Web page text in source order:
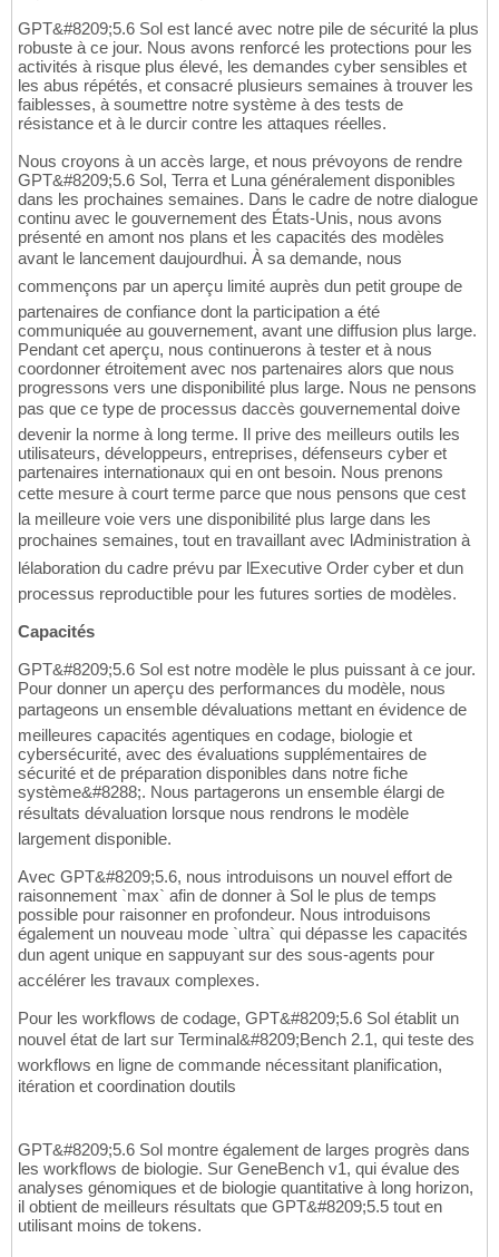
GPT&#8209;5.6 Sol est lancé avec notre pile de sécurité la plus
robuste à ce jour. Nous avons renforcé les protections pour les
activités à risque plus élevé, les demandes cyber sensibles et
les abus répétés, et consacré plusieurs semaines à trouver les
faiblesses, à soumettre notre système à des tests de
résistance et à le durcir contre les attaques réelles.
Nous croyons à un accès large, et nous prévoyons de rendre
GPT&#8209;5.6 Sol, Terra et Luna généralement disponibles
dans les prochaines semaines. Dans le cadre de notre dialogue
continu avec le gouvernement des États-Unis, nous avons
présenté en amont nos plans et les capacités des modèles
avant le lancement daujourdhui. À sa demande, nous
commençons par un aperçu limité auprès dun petit groupe de
partenaires de confiance dont la participation a été
communiquée au gouvernement, avant une diffusion plus large.
Pendant cet aperçu, nous continuerons à tester et à nous
coordonner étroitement avec nos partenaires alors que nous
progressons vers une disponibilité plus large. Nous ne pensons
pas que ce type de processus daccès gouvernemental doive
devenir la norme à long terme. Il prive des meilleurs outils les
utilisateurs, développeurs, entreprises, défenseurs cyber et
partenaires internationaux qui en ont besoin. Nous prenons
cette mesure à court terme parce que nous pensons que cest
la meilleure voie vers une disponibilité plus large dans les
prochaines semaines, tout en travaillant avec lAdministration à
lélaboration du cadre prévu par lExecutive Order cyber et dun
processus reproductible pour les futures sorties de modèles.
Capacités
GPT&#8209;5.6 Sol est notre modèle le plus puissant à ce jour.
Pour donner un aperçu des performances du modèle, nous
partageons un ensemble dévaluations mettant en évidence de
meilleures capacités agentiques en codage, biologie et
cybersécurité, avec des évaluations supplémentaires de
sécurité et de préparation disponibles dans notre fiche
système&#8288;. Nous partagerons un ensemble élargi de
résultats dévaluation lorsque nous rendrons le modèle
largement disponible.
Avec GPT&#8209;5.6, nous introduisons un nouvel effort de
raisonnement `max` afin de donner à Sol le plus de temps
possible pour raisonner en profondeur. Nous introduisons
également un nouveau mode `ultra` qui dépasse les capacités
dun agent unique en sappuyant sur des sous-agents pour
accélérer les travaux complexes.
Pour les workflows de codage, GPT&#8209;5.6 Sol établit un
nouvel état de lart sur Terminal&#8209;Bench 2.1, qui teste des
workflows en ligne de commande nécessitant planification,
itération et coordination doutils
GPT&#8209;5.6 Sol montre également de larges progrès dans
les workflows de biologie. Sur GeneBench v1, qui évalue des
analyses génomiques et de biologie quantitative à long horizon,
il obtient de meilleurs résultats que GPT&#8209;5.5 tout en
utilisant moins de tokens.